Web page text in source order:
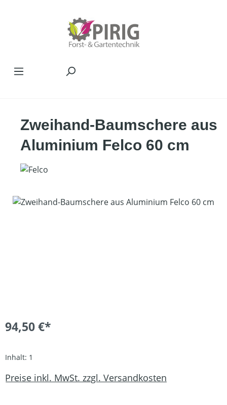
Zweihand-Baumschere aus
Aluminium Felco 60 cm
Bildergalerie überspringen
94,50 €*
Inhalt: 1
Preise inkl. MwSt. zzgl. Versandkosten